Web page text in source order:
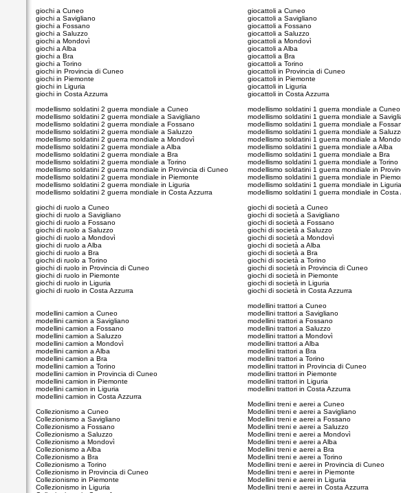
giochi a Cuneo
giochi a Savigliano
giochi a Fossano
giochi a Saluzzo
giochi a Mondovì
giochi a Alba
giochi a Bra
giochi a Torino
giochi in Provincia di Cuneo
giochi in Piemonte
giochi in Liguria
giochi in Costa Azzurra
modellismo soldatini 2 guerra mondiale a Cuneo
modellismo soldatini 2 guerra mondiale a Savigliano
modellismo soldatini 2 guerra mondiale a Fossano
modellismo soldatini 2 guerra mondiale a Saluzzo
modellismo soldatini 2 guerra mondiale a Mondovì
modellismo soldatini 2 guerra mondiale a Alba
modellismo soldatini 2 guerra mondiale a Bra
modellismo soldatini 2 guerra mondiale a Torino
modellismo soldatini 2 guerra mondiale in Provincia di Cuneo
modellismo soldatini 2 guerra mondiale in Piemonte
modellismo soldatini 2 guerra mondiale in Liguria
modellismo soldatini 2 guerra mondiale in Costa Azzurra
giochi di ruolo a Cuneo
giochi di ruolo a Savigliano
giochi di ruolo a Fossano
giochi di ruolo a Saluzzo
giochi di ruolo a Mondovì
giochi di ruolo a Alba
giochi di ruolo a Bra
giochi di ruolo a Torino
giochi di ruolo in Provincia di Cuneo
giochi di ruolo in Piemonte
giochi di ruolo in Liguria
giochi di ruolo in Costa Azzurra
modellini camion a Cuneo
modellini camion a Savigliano
modellini camion a Fossano
modellini camion a Saluzzo
modellini camion a Mondovì
modellini camion a Alba
modellini camion a Bra
modellini camion a Torino
modellini camion in Provincia di Cuneo
modellini camion in Piemonte
modellini camion in Liguria
modellini camion in Costa Azzurra
Collezionismo a Cuneo
Collezionismo a Savigliano
Collezionismo a Fossano
Collezionismo a Saluzzo
Collezionismo a Mondovì
Collezionismo a Alba
Collezionismo a Bra
Collezionismo a Torino
Collezionismo in Provincia di Cuneo
Collezionismo in Piemonte
Collezionismo in Liguria
giocattoli a Cuneo
giocattoli a Savigliano
giocattoli a Fossano
giocattoli a Saluzzo
giocattoli a Mondovì
giocattoli a Alba
giocattoli a Bra
giocattoli a Torino
giocattoli in Provincia di Cuneo
giocattoli in Piemonte
giocattoli in Liguria
giocattoli in Costa Azzurra
modellismo soldatini 1 guerra mondiale a Cuneo
modellismo soldatini 1 guerra mondiale a
modellismo soldatini 1 guerra mondiale a
modellismo soldatini 1 guerra mondiale a
modellismo soldatini 1 guerra mondiale a
modellismo soldatini 1 guerra mondiale a Alba
modellismo soldatini 1 guerra mondiale a Bra
modellismo soldatini 1 guerra mondiale a Torino
modellismo soldatini 1 guerra mondiale in
modellismo soldatini 1 guerra mondiale in
modellismo soldatini 1 guerra mondiale in Liguria
modellismo soldatini 1 guerra mondiale in Costa
giochi di società a Cuneo
giochi di società a Savigliano
giochi di società a Fossano
giochi di società a Saluzzo
giochi di società a Mondovì
giochi di società a Alba
giochi di società a Bra
giochi di società a Torino
giochi di società in Provincia di Cuneo
giochi di società in Piemonte
giochi di società in Liguria
giochi di società in Costa Azzurra
modellini trattori a Cuneo
modellini trattori a Savigliano
modellini trattori a Fossano
modellini trattori a Saluzzo
modellini trattori a Mondovì
modellini trattori a Alba
modellini trattori a Bra
modellini trattori a Torino
modellini trattori in Provincia di Cuneo
modellini trattori in Piemonte
modellini trattori in Liguria
modellini trattori in Costa Azzurra
Modellini treni e aerei a Cuneo
Modellini treni e aerei a Savigliano
Modellini treni e aerei a Fossano
Modellini treni e aerei a Saluzzo
Modellini treni e aerei a Mondovì
Modellini treni e aerei a Alba
Modellini treni e aerei a Bra
Modellini treni e aerei a Torino
Modellini treni e aerei in Provincia di Cuneo
Modellini treni e aerei in Piemonte
Modellini treni e aerei in Liguria
Modellini treni e aerei in Costa Azzurra